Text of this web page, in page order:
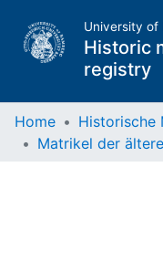
University of
Historic
registry
Home
Historische